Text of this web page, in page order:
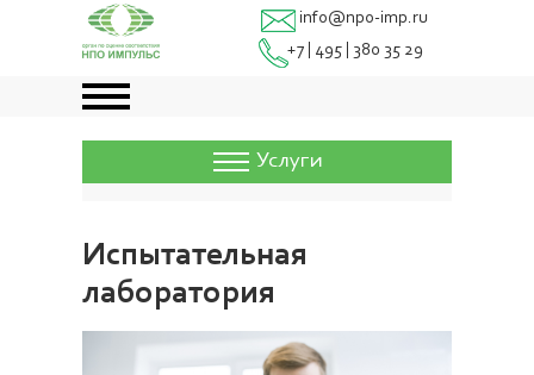
info@npo-imp.ru
+7 | 495 | 380 35 29
Услуги
Испытательная
лаборатория